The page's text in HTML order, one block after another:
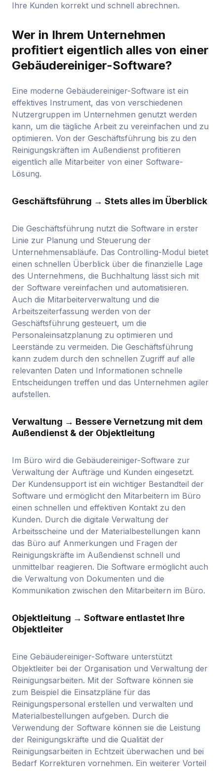
Ihre Kunden korrekt und schnell abrechnen.
Wer in Ihrem Unternehmen
profitiert eigentlich alles von einer
Gebäudereiniger-Software?
Eine moderne Gebäudereiniger-Software ist ein
effektives Instrument, das von verschiedenen
Nutzergruppen im Unternehmen genutzt werden
kann, um die tägliche Arbeit zu vereinfachen und zu
optimieren. Von der Geschäftsführung bis zu den
Reinigungskräften im Außendienst profitieren
eigentlich alle Mitarbeiter von einer Software-
Lösung.
Geschäftsführung → Stets alles im Überblick
Die Geschäftsführung nutzt die Software in erster
Linie zur Planung und Steuerung der
Unternehmensabläufe. Das Controlling-Modul bietet
einen schnellen Überblick über die finanzielle Lage
des Unternehmens, die Buchhaltung lässt sich mit
der Software vereinfachen und automatisieren.
Auch die Mitarbeiterverwaltung und die
Arbeitszeiterfassung werden von der
Geschäftsführung gesteuert, um die
Personaleinsatzplanung zu optimieren und
Leerstände zu vermeiden. Die Geschäftsführung
kann zudem durch den schnellen Zugriff auf alle
relevanten Daten und Informationen schnelle
Entscheidungen treffen und das Unternehmen agiler
aufstellen.
Verwaltung → Bessere Vernetzung mit dem
Außendienst & der Objektleitung
Im Büro wird die Gebäudereiniger-Software zur
Verwaltung der Aufträge und Kunden eingesetzt.
Der Kundensupport ist ein wichtiger Bestandteil der
Software und ermöglicht den Mitarbeitern im Büro
einen schnellen und effektiven Kontakt zu den
Kunden. Durch die digitale Verwaltung der
Arbeitsscheine und der Materialbestellungen kann
das Büro auf Anmerkungen und Fragen der
Reinigungskräfte im Außendienst schnell und
unmittelbar reagieren. Die Software ermöglicht auch
die Verwaltung von Dokumenten und die
Kommunikation zwischen den Mitarbeitern im Büro.
Objektleitung → Software entlastet Ihre
Objektleiter
Eine Gebäudereiniger-Software unterstützt
Objektleiter bei der Organisation und Verwaltung der
Reinigungsarbeiten. Mit der Software können sie
zum Beispiel die Einsatzpläne für das
Reinigungspersonal erstellen und verwalten und
Materialbestellungen aufgeben. Durch die
Verwendung der Software können sie die Leistung
der Reinigungskräfte und die Qualität der
Reinigungsarbeiten in Echtzeit überwachen und bei
Bedarf Korrekturen vornehmen. Ein weiterer Vorteil